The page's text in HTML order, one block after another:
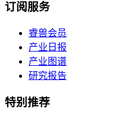
订阅服务
睿兽会员
产业日报
产业图谱
研究报告
特别推荐